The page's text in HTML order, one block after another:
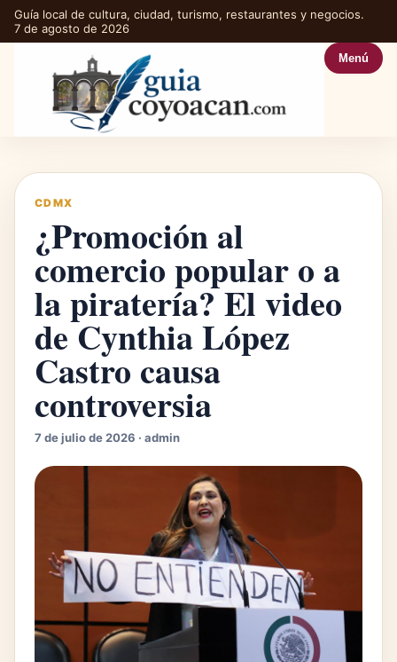
Guía local de cultura, ciudad, turismo, restaurantes y negocios.
7 de agosto de 2026
Menú
CDMX
¿Promoción al
comercio popular o a
la piratería? El video
de Cynthia López
Castro causa
controversia
7 de julio de 2026 · admin